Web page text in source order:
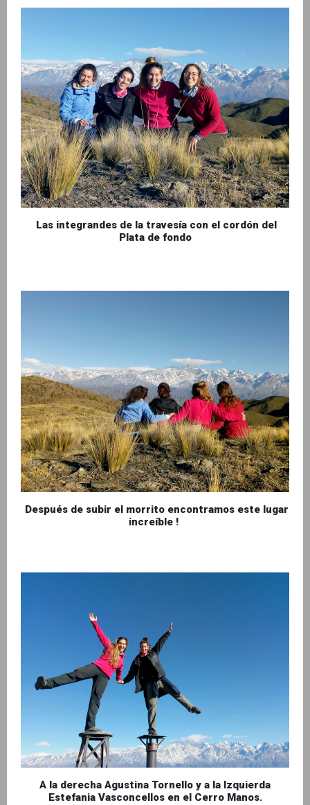
Las integrandes de la travesía con el cordón del
Plata de fondo
Después de subir el morrito encontramos este lugar
increíble !
A la derecha Agustina Tornello y a la Izquierda
Estefania Vasconcellos en el Cerro Manos.